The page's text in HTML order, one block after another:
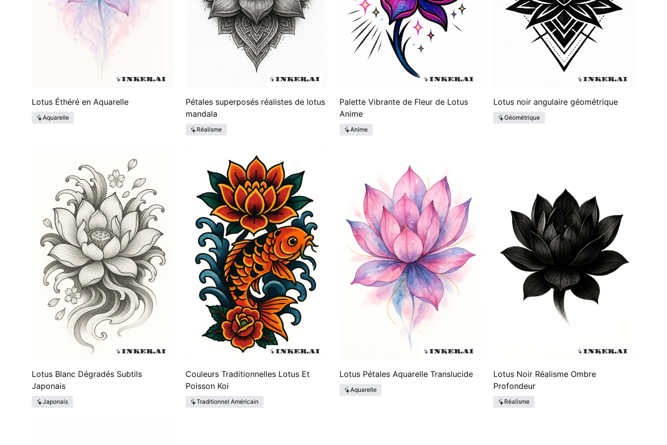
Lotus Éthéré en Aquarelle
Aquarelle
Pétales superposés réalistes de lotus
mandala
Réalisme
Palette Vibrante de Fleur de Lotus
Anime
Anime
Lotus noir angulaire géométrique
Géométrique
Lotus Blanc Dégradés Subtils
Japonais
Japonais
Couleurs Traditionnelles Lotus Et
Poisson Koi
Traditionnel Américain
Lotus Pétales Aquarelle Translucide
Aquarelle
Lotus Noir Réalisme Ombre
Profondeur
Réalisme